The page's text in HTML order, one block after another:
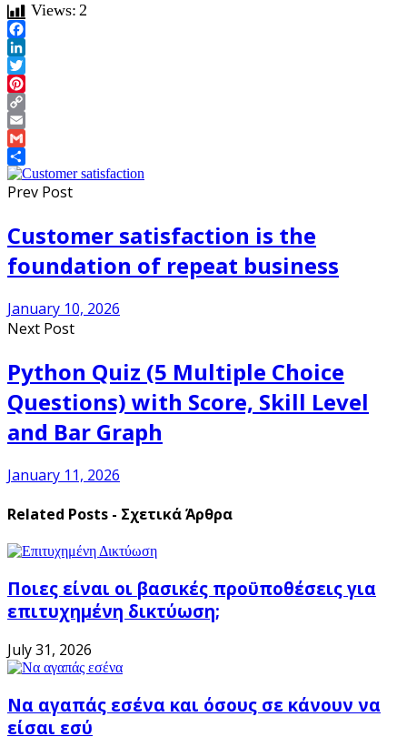
Views: 2
Facebook
LinkedIn
Twitter
Pinterest
Copy
Link
Email
Gmail
Share
Prev Post
Customer satisfaction is the
foundation of repeat business
January 10, 2026
Next Post
Python Quiz (5 Multiple Choice
Questions) with Score, Skill Level
and Bar Graph
January 11, 2026
Related Posts - Σχετικά Άρθρα
Ποιες είναι οι βασικές προϋποθέσεις για
επιτυχημένη δικτύωση;
July 31, 2026
Να αγαπάς εσένα και όσους σε κάνουν να
είσαι εσύ